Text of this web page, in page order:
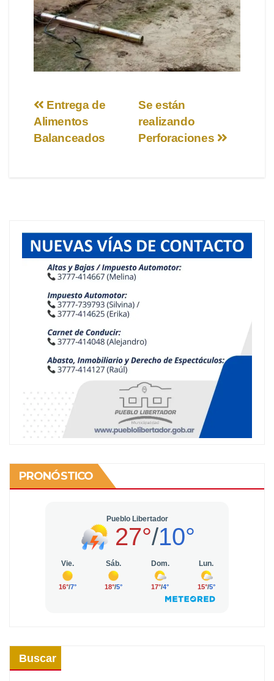
Navegación
de
Se están
realizando
Perforaciones
Entrega de
Alimentos
Balanceados
PRONÓSTICO
Buscar